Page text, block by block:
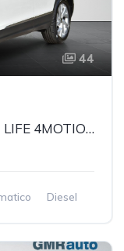
44
VOLKSWAGEN TIGUAN 2.0 TDI LIFE 4MOTION DSG
Diesel